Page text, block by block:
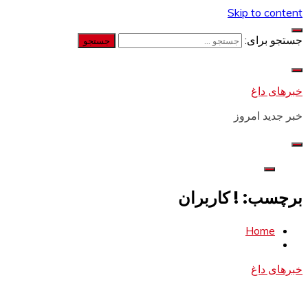
Skip to content
جستجو برای:
خبرهای داغ
خبر جدید امروز
برچسب: ! کاربران
Home
خبرهای داغ